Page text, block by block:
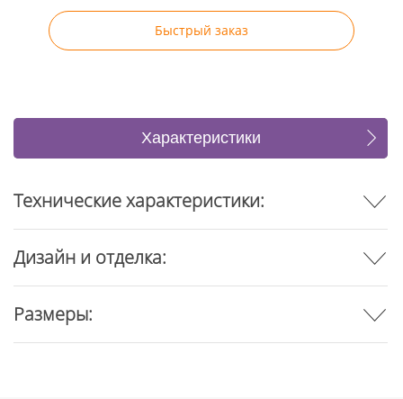
Быстрый заказ
Характеристики
Отзывы
Технические характеристики:
Дизайн и отделка:
Размеры: